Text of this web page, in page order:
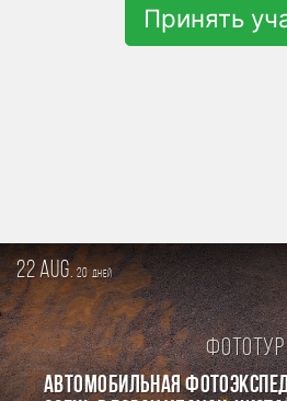
Принять
22 aug. 20 дней
Фототур
Автомобильная